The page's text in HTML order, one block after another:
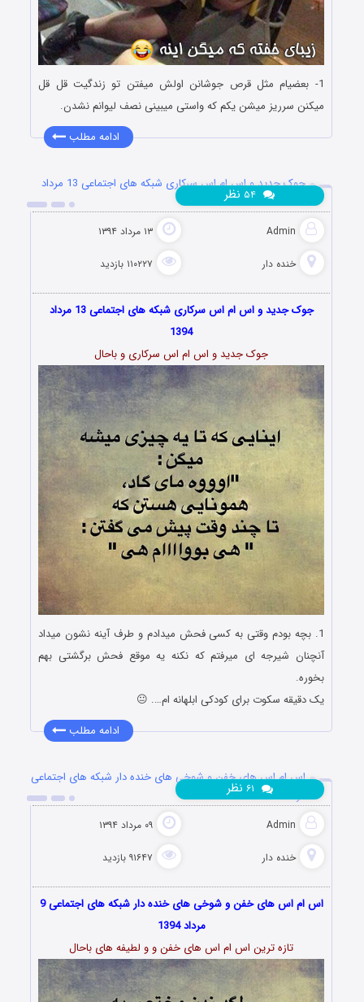
1- بعضیام مثل قرص جوشانن اولش میفتن تو زندگیت قل قل
میکنن سرریز میشن یکم که واستی میبینی نصف لیوانم نشدن.
ادامه مطلب
جوک جدید و اس ام اس سرکاری شبکه های اجتماعی 13 مرداد
1394
Admin ۱۳ مرداد ۱۳۹۴
خنده دار ۱۱۰۲۲۷ بازدید
نظر
جوک جدید و اس ام اس سرکاری شبکه های اجتماعی 13 مرداد
1394
جوک جدید و اس ام اس سرکاری و باحال
1. بچه بودم وقتی به کسی فحش میدادم و طرف آینه نشون میداد
آنچنان شیرجه ای میرفتم که نکنه یه موقع فحش برگشتی بهم
بخوره.
یک دقیقه سکوت برای کودکی ابلهانه ام…. 😐
ادامه مطلب
اس ام اس های خفن و شوخی های خنده دار شبکه های اجتماعی
9 مرداد 1394
Admin ۰۹ مرداد ۱۳۹۴
خنده دار ۹۱۶۴۷ بازدید
نظر
اس ام اس های خفن و شوخی های خنده دار شبکه های اجتماعی 9
مرداد 1394
تازه ترین اس ام اس های خفن و و لطیفه های باحال